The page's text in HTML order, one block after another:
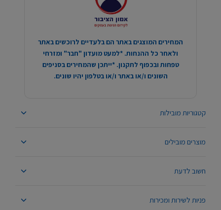
קטגוריות מובילות
מוצרים מובילים
חשוב לדעת
פניות לשירות ומכירות
המחירים המוצגים באתר הם בלעדיים לרוכשים באתר
ולאחר כל ההנחות. *למעט מועדון "חבר" ומזרחי
טפחות ובכפוף לתקנון. *ייתכן שהמחירים בסניפים
השונים ו/או באתר ו/או בטלפון יהיו שונים.